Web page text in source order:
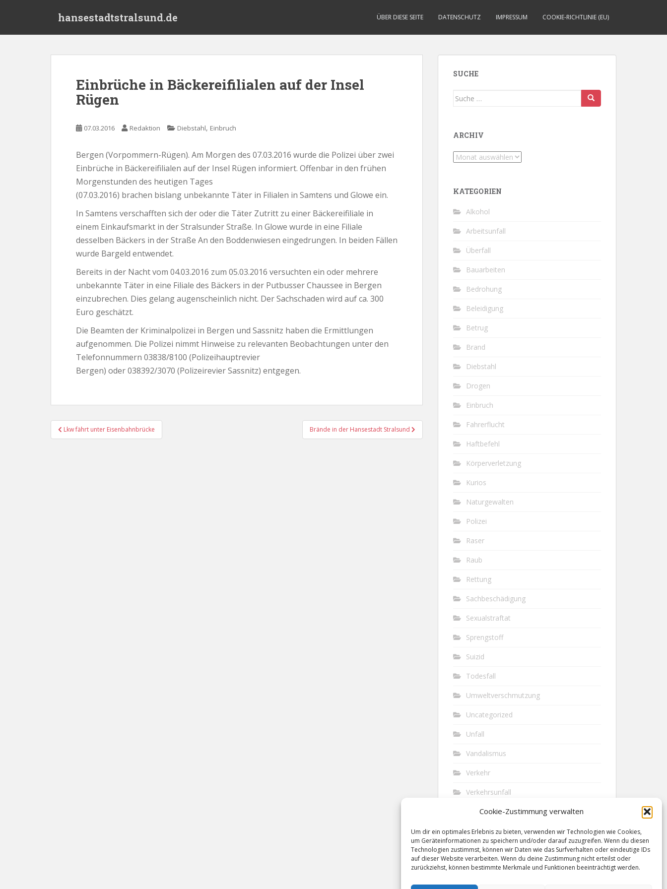
Cookie-Zustimmung verwalten
Um dir ein optimales Erlebnis zu bieten, verwenden wir Technologien wie Cookies,
um Geräteinformationen zu speichern und/oder darauf zuzugreifen. Wenn du diesen
Technologien zustimmst, können wir Daten wie das Surfverhalten oder eindeutige IDs
auf dieser Website verarbeiten. Wenn du deine Zustimmung nicht erteilst oder
zurückziehst, können bestimmte Merkmale und Funktionen beeinträchtigt werden.
hansestadtstralsund.de ÜBER DIESE SEITE DATENSCHUTZ IMPRESSUM COOKIE-RICHTLINIE (EU)
Einbrüche in Bäckereifilialen auf der Insel
Rügen
07.03.2016 Redaktion Diebstahl, Einbruch
Bergen (Vorpommern-Rügen). Am Morgen des 07.03.2016 wurde die Polizei über zwei
Einbrüche in Bäckereifilialen auf der Insel Rügen informiert. Offenbar in den frühen
Morgenstunden des heutigen Tages
(07.03.2016) brachen bislang unbekannte Täter in Filialen in Samtens und Glowe ein.
In Samtens verschafften sich der oder die Täter Zutritt zu einer Bäckereifiliale in
einem Einkaufsmarkt in der Stralsunder Straße. In Glowe wurde in eine Filiale
desselben Bäckers in der Straße An den Boddenwiesen eingedrungen. In beiden Fällen
wurde Bargeld entwendet.
Bereits in der Nacht vom 04.03.2016 zum 05.03.2016 versuchten ein oder mehrere
unbekannte Täter in eine Filiale des Bäckers in der Putbusser Chaussee in Bergen
einzubrechen. Dies gelang augenscheinlich nicht. Der Sachschaden wird auf ca. 300
Euro geschätzt.
Die Beamten der Kriminalpolizei in Bergen und Sassnitz haben die Ermittlungen
aufgenommen. Die Polizei nimmt Hinweise zu relevanten Beobachtungen unter den
Telefonnummern 03838/8100 (Polizeihauptrevier
Bergen) oder 038392/3070 (Polizeirevier Sassnitz) entgegen.
Beitragsnavigation
Lkw fährt unter Eisenbahnbrücke Brände in der Hansestadt Stralsund
SUCHE
Suche
ARCHIV
Archiv
KATEGORIEN
Alkohol
Arbeitsunfall
Überfall
Bauarbeiten
Bedrohung
Beleidigung
Betrug
Brand
Diebstahl
Drogen
Einbruch
Fahrerflucht
Haftbefehl
Körperverletzung
Kurios
Naturgewalten
Polizei
Raser
Raub
Rettung
Sachbeschädigung
Sexualstraftat
Sprengstoff
Suizid
Todesfall
Umweltverschmutzung
Uncategorized
Unfall
Vandalismus
Verkehr
Verkehrsunfall
Vermisst
Waffen
Wilderei